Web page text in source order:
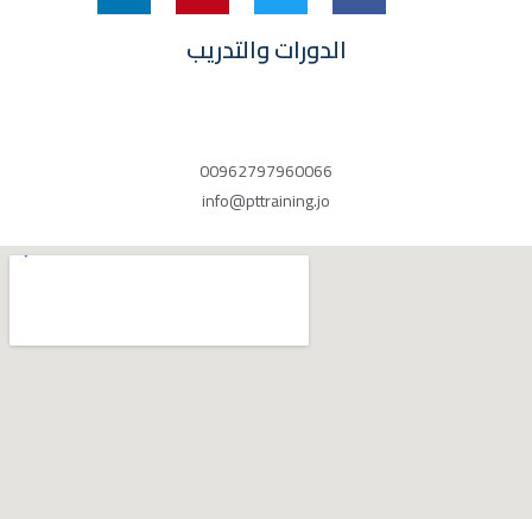
الدورات والتدريب
00962797960066
info@pttraining.jo